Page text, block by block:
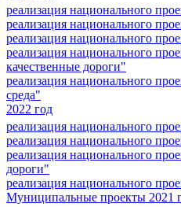
реализация национального
реализация национального
реализация национального
реализация национального
качественные дороги"
реализация национального
среда"
2022 год
реализация национального
реализация национального
реализация национального
дороги"
реализация национального
Муниципальные проекты 2021